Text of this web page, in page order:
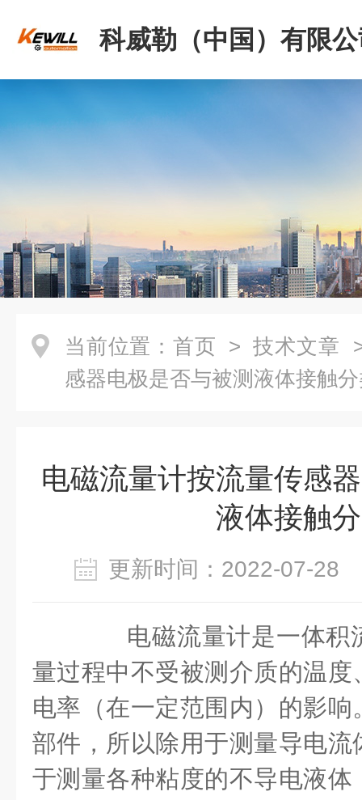
科威勒（中国）有限
当前位置： 首页 > 技术文章
感器电极是否与被测液体接触
电磁流量计按流量传感
液体接触
更新时间：2022-07-
电磁流量计是一体积
量过程中不受被测介质的温
电率（在一定范围内）的影
部件，所以除用于测量导电
于测量各种粘度的不导电液